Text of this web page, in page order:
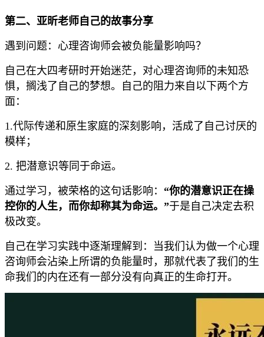
第二、亚昕老师自己的故事分享
遇到问题：心理咨询师会被负能量影响吗？
自己在大四考研时开始迷茫，对心理咨询师的未知恐
惧，搁浅了自己的梦想。自己的阻力来自以下两个方
面：
1.代际传递和原生家庭的深刻影响，活成了自己讨厌的
模样；
2. 把潜意识等同于命运。
通过学习，被荣格的这句话影响： “你的潜意识正在操
控你的人生，而你却称其为命运。”于是自己决定去积
极改变。
自己在学习实践中逐渐理解到：当我们认为做一个心理
咨询师会沾染上所谓的负能量时，那就代表了我们的生
命我们的内在还有一部分没有向真正的生命打开。